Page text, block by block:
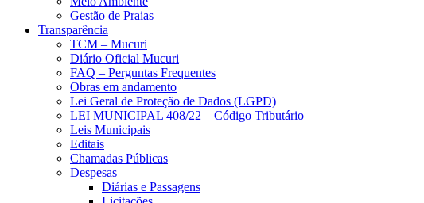
Gestão de Praias
Transparência
TCM – Mucuri
Diário Oficial Mucuri
FAQ – Perguntas Frequentes
Obras em andamento
Lei Geral de Proteção de Dados (LGPD)
LEI MUNICIPAL 408/22 – Código Tributário
Leis Municipais
Editais
Chamadas Públicas
Despesas
Diárias e Passagens